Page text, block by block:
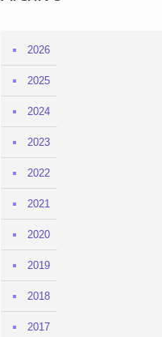
2026
2025
2024
2023
2022
2021
2020
2019
2018
2017